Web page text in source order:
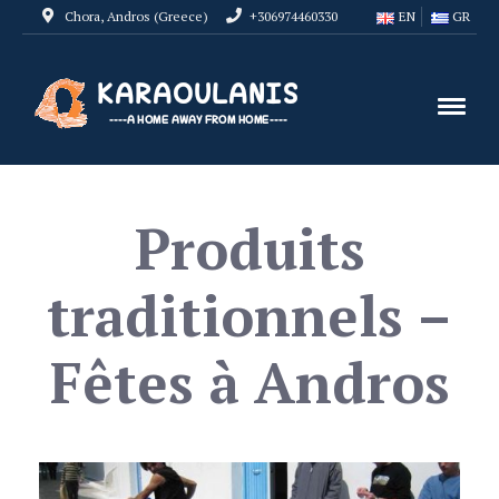
Chora, Andros (Greece) +306974460330 EN GR
Produits
traditionnels –
Fêtes à Andros